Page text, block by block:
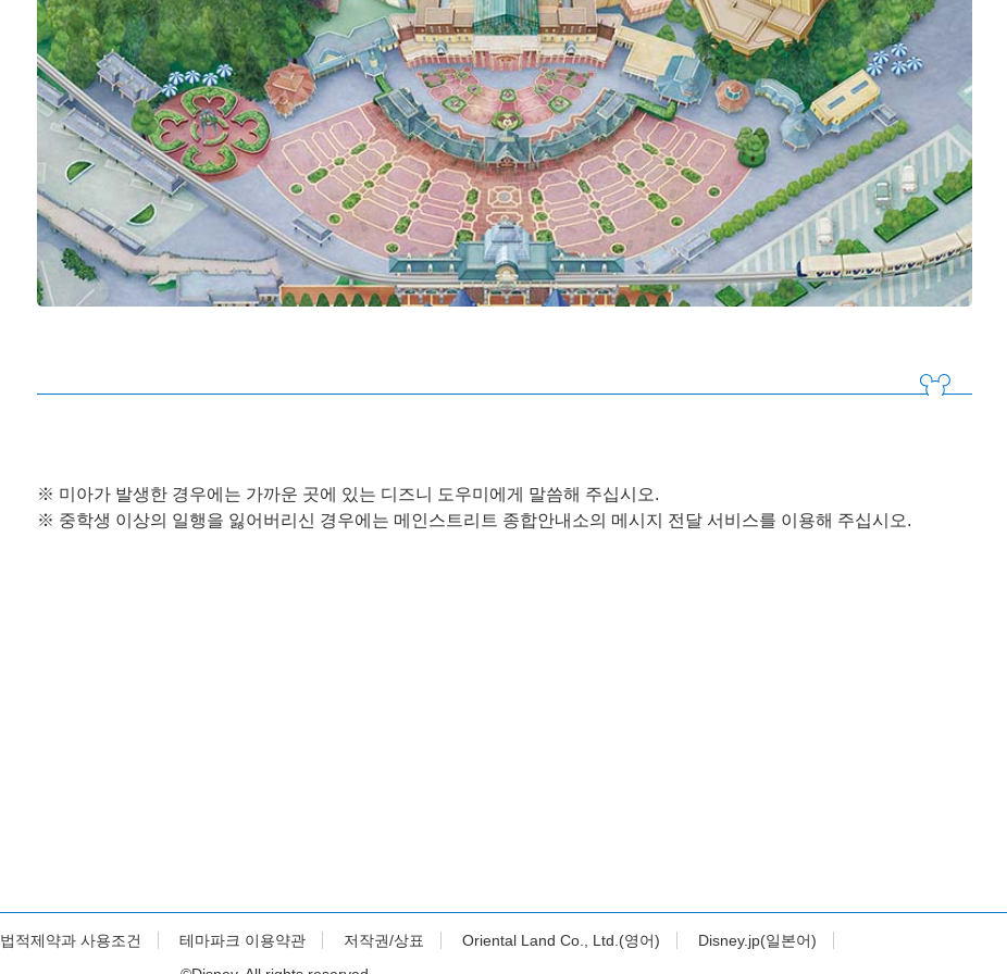
※ 미아가 발생한 경우에는 가까운 곳에 있는 디즈니 도우미에게 말씀해 주십시오.
※ 중학생 이상의 일행을 잃어버리신 경우에는 메인스트리트 종합안내소의 메시지 전달 서비스를 이용해 주십시오.
법적제약과 사용조건 테마파크 이용약관 저작권/상표 Oriental Land Co., Ltd.(영어)
Disney.jp(일본어)